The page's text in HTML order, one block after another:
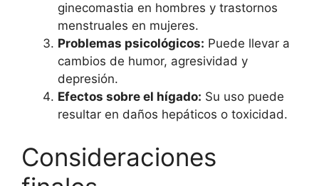
ginecomastia en hombres y trastornos
menstruales en mujeres.
Problemas psicológicos: Puede llevar a
cambios de humor, agresividad y
depresión.
Efectos sobre el hígado: Su uso puede
resultar en daños hepáticos o toxicidad.
Consideraciones